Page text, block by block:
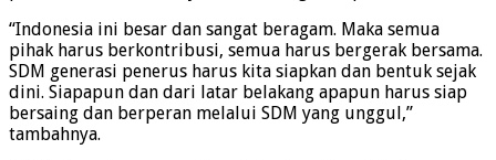
“Indonesia ini besar dan sangat beragam. Maka semua
pihak harus berkontribusi, semua harus bergerak bersama.
SDM generasi penerus harus kita siapkan dan bentuk sejak
dini. Siapapun dan dari latar belakang apapun harus siap
bersaing dan berperan melalui SDM yang unggul,”
tambahnya.